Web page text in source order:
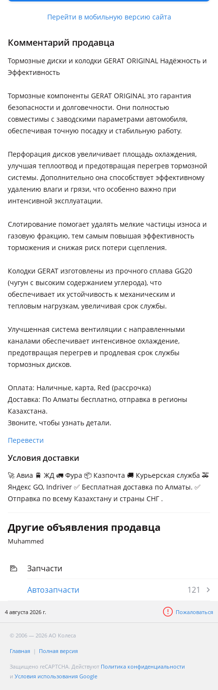
Перейти в мобильную версию сайта
поколение рестайлинг (U5), 2013 - 2016 3 поколение (U5),
поколение (U4), 2004 - 2007 1 поколение рестайлинг (U2),
2001 - 2003 1 поколение (U2)
2017 - 2020 3 поколение рестайлинг (L3), 2020 - н.в. 4
2003 1 поколение
Toyota Vellfire
2008 - 2015 1 поколение (H2), 2015 - н.в. 2 поколение (H3)
рестайлинг (S19), 2000 - 2004 2 поколение рестайлинг (S16),
1997 - 2000 2 поколение (S16), 1993 - 1997 1 поколение
(JZS147)
2015 - 2020 4 поколение рестайлинг (L1), 2007 - 2011 3
поколение рестайлинг (S19), 2011 - 2015 4 поколение (L1),
2004 - 2007 3 поколение (S19), 1997 - 2000 2 поколение (S16)
2013 - 2016 XE30, 2010 - 2013 XE20 рестайлинг, 2005 - 2010
XE20
Lexus IS 350
рестайлинг, 2005 - 2010 XE20
Lexus RX 330
2003 - 2006 2 поколение (U3)
2022 - н.в. 5 поколение, 2019 - н.в. 4 поколение рестайлинг
(L2), 2015 - 2019 4 поколение (L2), 2012 - 2015 3 поколение
рестайлинг (L1), 2008 - 2012 3 поколение (L1), 2005 - 2009 2
поколение рестайлинг (U3)
Показать больше
Комментарий продавца
Тормозные диски и колодки GERAT ORIGINAL Надёжность и
Эффективность
Тормозные компоненты GERAT ORIGINAL это гарантия
безопасности и долговечности. Они полностью
совместимы с заводскими параметрами автомобиля,
обеспечивая точную посадку и стабильную работу.
Перфорация дисков увеличивает площадь охлаждения,
улучшая теплоотвод и предотвращая перегрев тормозной
системы. Дополнительно она способствует эффективному
удалению влаги и грязи, что особенно важно при
интенсивной эксплуатации.
Слотирование помогает удалять мелкие частицы износа и
газовую фракцию, тем самым повышая эффективность
торможения и снижая риск потери сцепления.
Колодки GERAT изготовлены из прочного сплава GG20
(чугун с высоким содержанием углерода), что
обеспечивает их устойчивость к механическим и
тепловым нагрузкам, увеличивая срок службы.
Улучшенная система вентиляции с направленными
каналами обеспечивает интенсивное охлаждение,
предотвращая перегрев и продлевая срок службы
тормозных дисков.
Оплата: Наличные, карта, Red (рассрочка)
Доставка: По Алматы бесплатно, отправка в регионы
Казахстана.
Звоните, чтобы узнать детали.
Перевести
Условия доставки
🚀 Авиа 🚆 ЖД 🚛 Фура 📦 Казпочта 🚚 Курьерская служба 🚕
Яндекс GO, Indriver ✅ Бесплатная доставка по Алматы. ✅
Отправка по всему Казахстану и страны СНГ .
Другие объявления продавца
Muhammed
Запчасти
Автозапчасти
121
4 августа 2026 г. Пожаловаться
© 2006 — 2026 АО Колеса
Главная Полная версия
Защищено reCAPTCHA. Действуют Политика конфиденциальности
и Условия использования Google